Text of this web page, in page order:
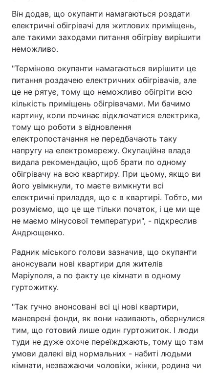
Він додав, що окупанти намагаються роздати
електричні обігрівачі для житлових приміщень,
але такими заходами питання обігріву вирішити
неможливо.
"Терміново окупанти намагаються вирішити це
питання роздачею електричних обігрівачів, але
це не рятує, тому що неможливо обігріти всю
кількість приміщень обігрівачами. Ми бачимо
картину, коли починає відключатися електрика,
тому що роботи з відновлення
електропостачання не передбачають таку
напругу на електромережу. Окупаційна влада
видала рекомендацію, щоб брати по одному
обігрівачу на всю квартиру. При цьому, якщо ви
його увімкнули, то маєте вимкнути всі
електричні приладдя, що є в квартирі. Тобто, ми
розуміємо, що це ще тільки початок, і це ми ще
не маємо мінусової температури", - підкреслив
Андрющенко.
Радник міського голови зазначив, що окупанти
анонсували нові квартири для жителів
Маріуполя, а по факту це кімнати в одному
гуртожитку.
"Так гучно анонсовані всі ці нові квартири,
маневрені фонди, як вони називають, обернулися
тим, що готовий лише один гуртожиток. І люди
туди не дуже охоче переїжджають, тому що там
умови далекі від нормальних - набиті людьми
кімнати, незважаючи чоловіки, жінки, родина чи